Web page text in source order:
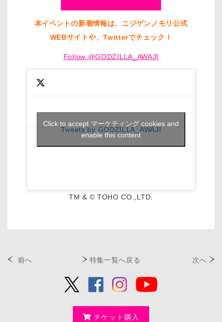
本イベントの新着情報は、ニジゲンノモリ公式
WEBサイトや、Twitterでチェック！
Follow @GODZILLA_AWAJI
Tweets by GODZILLA_AWAJI
Click to accept マーケティング cookies and
enable this content
TM & © TOHO CO.,LTD.
前へ 特集一覧へ戻る 次へ
チケット購入